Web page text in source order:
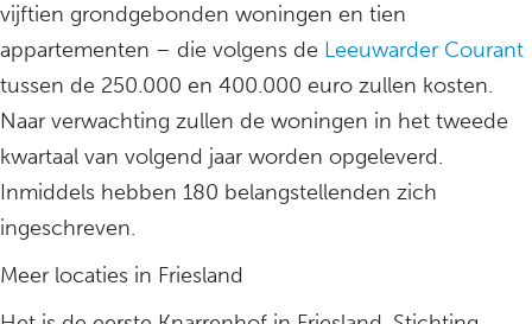
vijftien grondgebonden woningen en tien
appartementen – die volgens de Leeuwarder Courant
tussen de 250.000 en 400.000 euro zullen kosten.
Naar verwachting zullen de woningen in het tweede
kwartaal van volgend jaar worden opgeleverd.
Inmiddels hebben 180 belangstellenden zich
ingeschreven.
Meer locaties in Friesland